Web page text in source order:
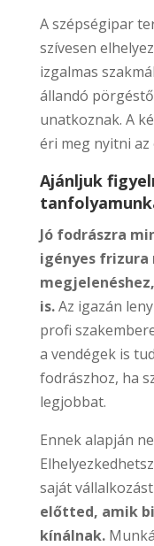
A szépségipar
szívesen
izgalmas
állandó
unatkoznak. A
éri meg nyitni
Ajánljuk
Jó fodrászra
igényes frizura
is.Az igazán
profi
a vendégek is
fodrászhoz, ha
legjobbat.
Ennek alapján
saját
előtted, amik
kínálnak.